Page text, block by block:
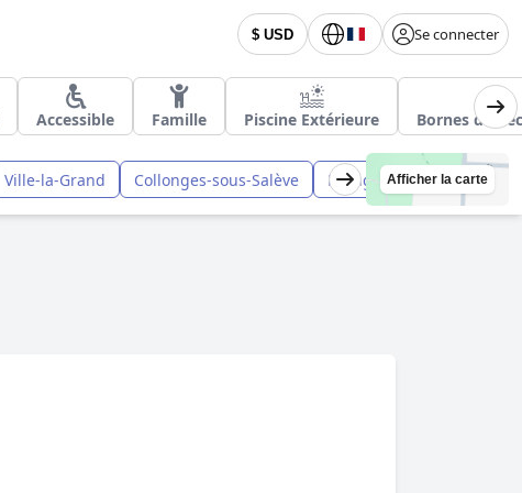
$ USD Se connecter
Accessible Famille Piscine Extérieure Bornes de
Ville-la-Grand Collonges-sous-Salève Fillinges Reignier-
Afficher la carte